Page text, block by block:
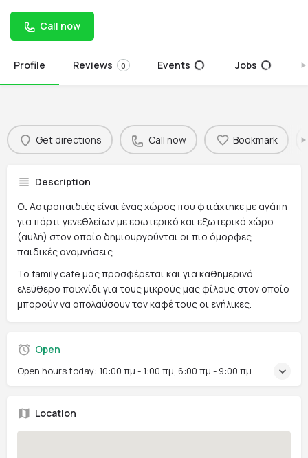
Call now
Profile Reviews 0 Events Jobs
Get directions Call now Bookmark
Description
Οι Αστροπαιδιές είναι ένας χώρος που φτιάχτηκε με αγάπη
για πάρτι γενεθλείων με εσωτερικό και εξωτερικό χώρο
(αυλή) στον οποίο δημιουργούνται οι πιο όμορφες
παιδικές αναμνήσεις.
Το family cafe μας προσφέρεται και για καθημερινό
ελεύθερο παιχνίδι για τους μικρούς μας φίλους στον οποίο
μπορούν να απολαύσουν τον καφέ τους οι ενήλικες.
Open
Open hours today: 10:00 πμ - 1:00 πμ, 6:00 πμ - 9:00 πμ
Location